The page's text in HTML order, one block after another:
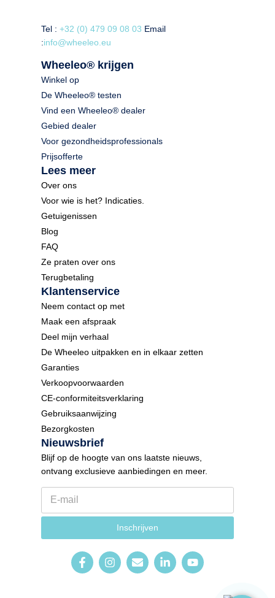
Tel :+32 (0) 479 09 08 03 Email
:info@wheeleo.eu
Wheeleo® krijgen
Winkel op
De Wheeleo® testen
Vind een Wheeleo® dealer
Gebied dealer
Voor gezondheidsprofessionals
Prijsofferte
Lees meer
Over ons
Voor wie is het? Indicaties.
Getuigenissen
Blog
FAQ
Ze praten over ons
Terugbetaling
Klantenservice
Neem contact op met
Maak een afspraak
Deel mijn verhaal
De Wheeleo uitpakken en in elkaar zetten
Garanties
Verkoopvoorwaarden
CE-conformiteitsverklaring
Gebruiksaanwijzing
Bezorgkosten
Nieuwsbrief
Blijf op de hoogte van ons laatste nieuws,
ontvang exclusieve aanbiedingen en meer.
t
a
E
m
Inschrijven